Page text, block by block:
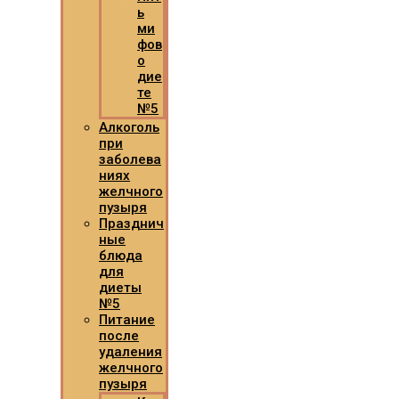
ь
ми
фов
о
дие
те
№5
Алкоголь
при
заболева
ниях
желчного
пузыря
Празднич
ные
блюда
для
диеты
№5
Питание
после
удаления
желчного
пузыря